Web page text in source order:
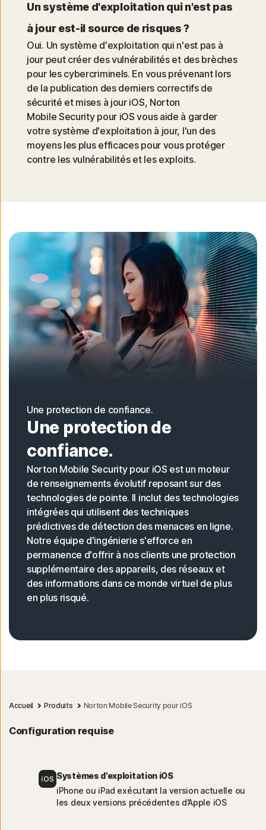
Un système d'exploitation qui n'est pas
à jour est-il source de risques ?
Oui. Un système d'exploitation qui n'est pas à
jour peut créer des vulnérabilités et des brèches
pour les cybercriminels. En vous prévenant lors
de la publication des derniers correctifs de
sécurité et mises à jour iOS, Norton
Mobile Security pour iOS vous aide à garder
votre système d'exploitation à jour, l'un des
moyens les plus efficaces pour vous protéger
contre les vulnérabilités et les exploits.
Une protection de confiance.
Une protection de
confiance.
Norton Mobile Security pour iOS est un moteur
de renseignements évolutif reposant sur des
technologies de pointe. Il inclut des technologies
intégrées qui utilisent des techniques
prédictives de détection des menaces en ligne.
Notre équipe d'ingénierie s'efforce en
permanence d'offrir à nos clients une protection
supplémentaire des appareils, des réseaux et
des informations dans ce monde virtuel de plus
en plus risqué.
Accueil Produits Norton Mobile Security pour iOS
Configuration requise
Systèmes d'exploitation iOS
iPhone ou iPad exécutant la version actuelle ou
les deux versions précédentes d'Apple iOS